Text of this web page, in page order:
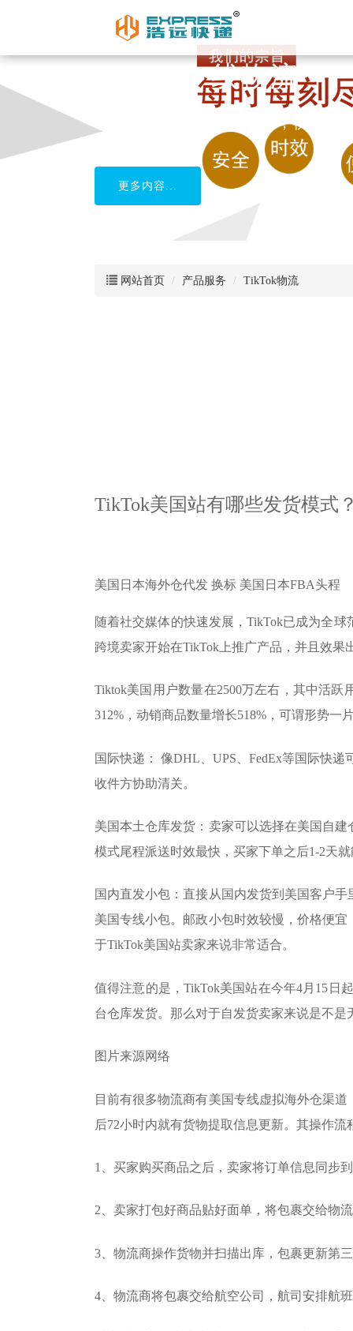
柬埔寨专线物流
中国到柬埔寨货运，安全，快捷
更多内容...
网站首页 产品服务 TikTok物流
TikTok美国站有哪些发货模式
美国日本海外仓代发 换标 美国日本FBA头程
随着社交媒体的快速发展，TikTok已成为全
跨境卖家开始在TikTok上推广产品，并且效
Tiktok美国用户数量在2500万左右，其中活跃
312%，动销商品数量增长518%，可谓形势
国际快递： 像DHL、UPS、FedEx等国际快
收件方协助清关。
美国本土仓库发货：卖家可以选择在美国自
模式尾程派送时效最快，买家下单之后1-2天
国内直发小包：直接从国内发货到美国客户
美国专线小包。邮政小包时效较慢，价格便
于TikTok美国站卖家来说非常适合。
值得注意的是，TikTok美国站在今年4月15日
台仓库发货。那么对于自发货卖家来说是不
图片来源网络
目前有很多物流商有美国专线虚拟海外仓渠
后72小时内就有货物提取信息更新。其操作流
1、买家购买商品之后，卖家将订单信息同步
2、卖家打包好商品贴好面单，将包裹交给物
3、物流商操作货物并扫描出库，包裹更新第
4、物流商将包裹交给航空公司，航司安排航